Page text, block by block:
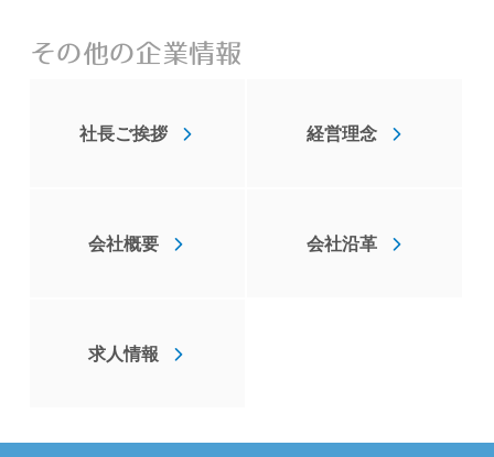
その他の企業情報
社長ご挨拶 経営理念
会社概要 会社沿革
求人情報